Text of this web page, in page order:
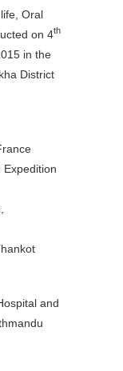
Oral
on 4th
in the
District
Expedition
and